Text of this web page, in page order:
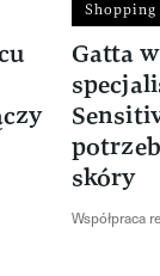
Shopping
Gatta
skóry
Współpraca